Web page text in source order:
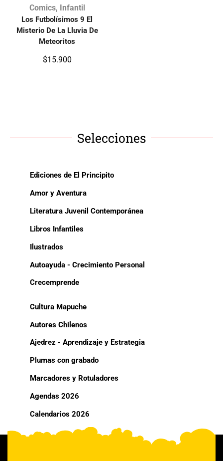
Comics, Infantil
Los Futbolísimos 9 El
Misterio De La Lluvia De
Meteoritos
$15.900
Selecciones
Ediciones de El Principito
Amor y Aventura
Literatura Juvenil Contemporánea
Libros Infantiles
Ilustrados
Autoayuda - Crecimiento Personal
Crecemprende
Cultura Mapuche
Autores Chilenos
Ajedrez - Aprendizaje y Estrategia
Plumas con grabado
Marcadores y Rotuladores
Agendas 2026
Calendarios 2026